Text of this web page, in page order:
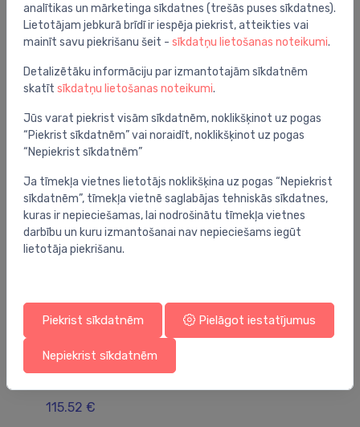
Icon2™ galvenais regulators, 230 V, kanālu skaits 15
Danfoss Icon
Icon™ telpas termostats ar displeju,
115.52 €
analītikas un mārketinga sīkdatnes (trešās puses sīkdatnes).
Lietotājam jebkurā brīdī ir iespēja piekrist, atteikties vai
mainīt savu piekrišanu šeit - sīkdatņu lietošanas noteikumi.
Detalizētāku informāciju par izmantotajām sīkdatnēm
skatīt sīkdatņu lietošanas noteikumi.
Jūs varat piekrist visām sīkdatnēm, noklikšķinot uz pogas
“Piekrist sīkdatnēm” vai noraidīt, noklikšķinot uz pogas
“Nepiekrist sīkdatnēm”
Ja tīmekļa vietnes lietotājs noklikšķina uz pogas “Nepiekrist
sīkdatnēm”, tīmekļa vietnē saglabājas tehniskās sīkdatnes,
kuras ir nepieciešamas, lai nodrošinātu tīmekļa vietnes
darbību un kuru izmantošanai nav nepieciešams iegūt
lietotāja piekrišanu.
Piekrist sīkdatnēm Pielāgot iestatījumus
Nepiekrist sīkdatnēm